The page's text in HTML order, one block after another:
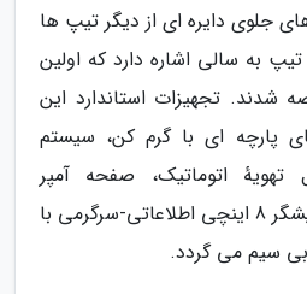
های جلوی دایره ای از دیگر تیپ ها
به سالی اشاره دارد که اولین
شدند. تجهیزات استاندارد این
پارچه ای با گرم کن، سیستم
تهویهٔ اتوماتیک، صفحه آمپر
دیجیتالی 7 اینچی و نمایشگر 8 اینچی اطلاعاتی-سرگرمی با
بی سیم می گردد.